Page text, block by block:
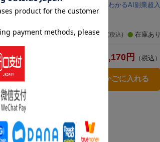
ゼロでもらく〜に月10万円稼ぐ! よくわかるAI副業超入
）
監修】
日発売／ 宝島社 1,430円 (税込) 在庫あり
5,170 円 （税込）
3点とも買い物かごに入れる